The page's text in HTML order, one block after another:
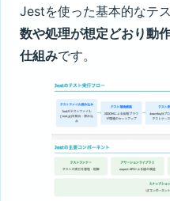
Jestを使った基本的なテス
数や処理が想定どおり動
仕組みです。